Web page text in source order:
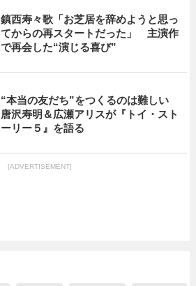
鎮西寿々歌「お芝居を辞めようと思っ
てからの再スタートだった」 主演作
で再会した“演じる喜び”
“本当の友だち”をつくるのは難しい
唐沢寿明＆広瀬アリスが『トイ・スト
ーリー５』を語る
[ADVERTISEMENT]